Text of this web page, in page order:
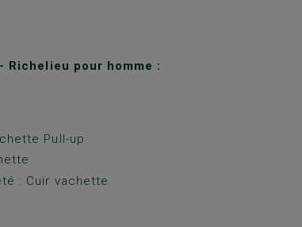
Richelieu pour homme :
Pull-up
: Cuir vachette